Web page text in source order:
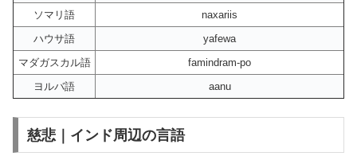
ソマリ語
naxariis
ハウサ語
yafewa
マダガスカル語
famindram-po
ヨルバ語
aanu
慈悲｜インド周辺の言語